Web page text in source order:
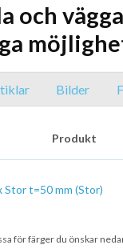
och
Bilder
Produkt
Stor t=50 mm (Stor)
för färger du önskar
Text
Direktlänk till denna
Länken ovan kommer att